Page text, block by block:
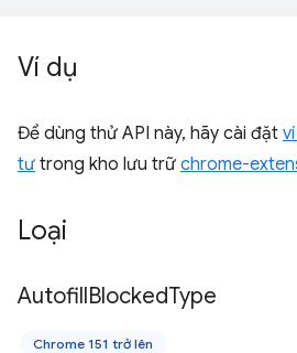
Ví dụ
Để dùng thử API này, hãy cài đặt
tư trong kho lưu trữ chrome-
Loại
AutofillBlockedType
Chrome 151 trở lên